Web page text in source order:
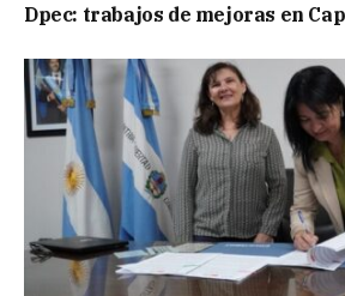
Dpec: trabajos de mejoras en